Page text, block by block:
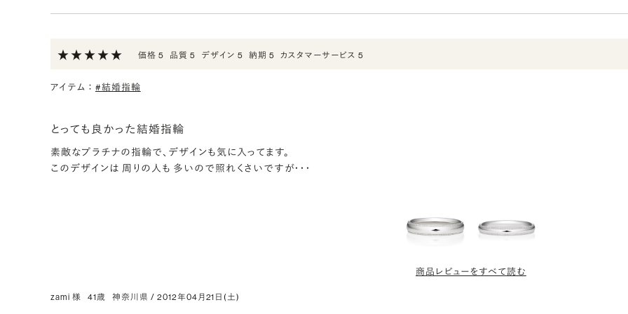
価格 5 品質 5 デザイン 5 納期 5 カスタマーサービス 5
アイテム ： #結婚指輪
とっても良かった結婚指輪
素敵なプラチナの指輪で、デザインも気に入ってます。
このデザインは 周りの人も 多いので照れくさいですが・・・
商品レビューをすべて読む
zami 様 41歳 神奈川県 / 2012年04月21日(土)